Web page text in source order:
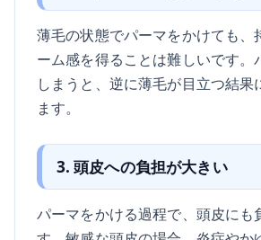
薄毛の状態でパーマをかけても、
ーム感を得ることは難しいです。
しまうと、逆に薄毛が目立つ結果
ます。
3. 頭皮への負担が大きい
パーマをかける過程で、頭皮にも